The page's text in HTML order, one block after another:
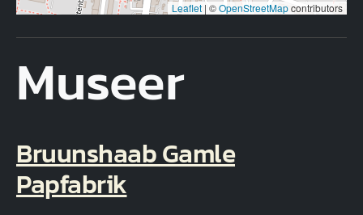
Leaflet | ©OpenStreetMapcontributors
Museer
Bruunshaab Gamle
Papfabrik